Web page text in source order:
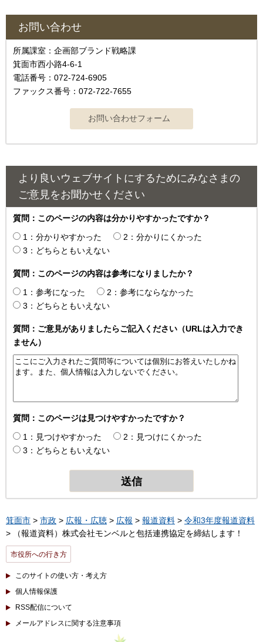
お問い合わせ
所属課室：企画部ブランド戦略課
箕面市西小路4-6-1
電話番号：072-724-6905
ファックス番号：072-722-7655
より良いウェブサイトにするためにみなさまの
ご意見をお聞かせください
質問：このページの内容は分かりやすかったですか？
1：分かりやすかった
2：分かりにくかった
3：どちらともいえない
質問：このページの内容は参考になりましたか？
1：参考になった
2：参考にならなかった
3：どちらともいえない
質問：ご意見がありましたらご記入ください（URLは入力でき
ません）
質問：このページは見つけやすかったですか？
1：見つけやすかった
2：見つけにくかった
3：どちらともいえない
箕面市 > 市政 > 広報・広聴 > 広報 > 報道資料 > 令和3年度報道資料
> （報道資料）株式会社モンベルと包括連携協定を締結します！
市役所への行き方
このサイトの使い方・考え方
個人情報保護
RSS配信について
メールアドレスに関する注意事項